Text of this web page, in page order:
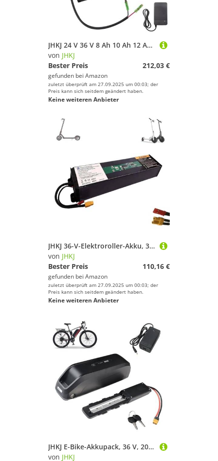
JHKJ 24 V 36 V 8 Ah 10 Ah 12 Ah 15 Ah Faltbare Ebike-Lithiumbatterie 24 Volt Elektrorollstuhl-Lithiumbatterie mit Ladegerät Sattelstützen-Lithiumbatterien,24v,15Ah
von JHKJ
Bester Preis
212,03 €
gefunden bei Amazon
zuletzt überprüft am 27.09.2025 um 00:03; der
Preis kann sich seitdem geändert haben.
Keine weiteren Anbieter
JHKJ 36-V-Elektroroller-Akku, 36 V, 6 Ah, 7,5 Ah, 7,8 Ah, 8,7 Ah, Scooter-Lithium-Li-Ionen-Akku, Ersatzzubehör für die eingebauten Akkus des M365-Scooters,36v,7.8Ah
von JHKJ
Bester Preis
110,16 €
gefunden bei Amazon
zuletzt überprüft am 27.09.2025 um 00:03; der
Preis kann sich seitdem geändert haben.
Keine weiteren Anbieter
JHKJ E-Bike-Akkupack, 36 V, 20 Ah, Unterrohrakku, 48 V, 15 Ah, Li-Ionen-Akkus mit Ladegerät und Schalter für 720 W-1000 W Motorumbausätze,Xt60 48v21ah
von JHKJ